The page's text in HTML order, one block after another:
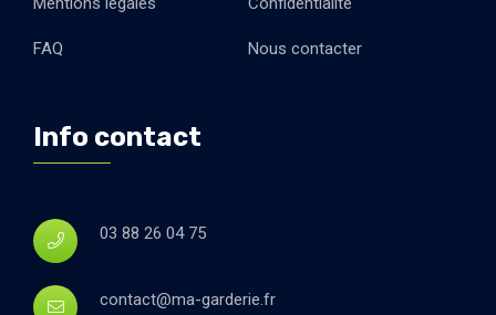
FAQ Nous contacter
Info contact
03 88 26 04 75
contact@ma-garderie.fr